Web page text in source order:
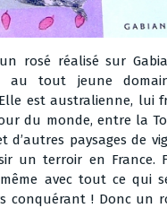
rosé réalisé sur
au tout jeune
est australienne, lui
du monde, entre la
d’autres paysages de
un terroir en France.
avec tout ce qui
conquérant ! Donc un